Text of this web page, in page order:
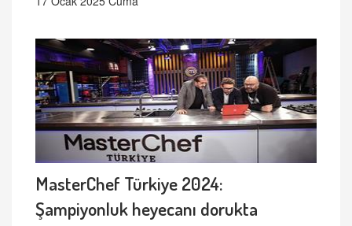
MasterChef Türkiye 2024:
Şampiyonluk heyecanı dorukta